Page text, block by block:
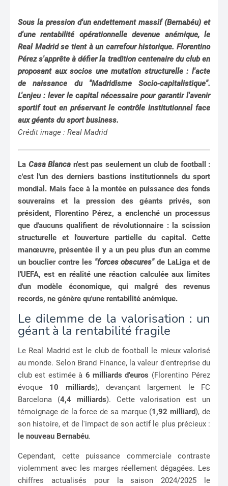
Sous la pression d'un endettement massif (Bernabéu) et
d'une rentabilité opérationnelle devenue anémique, le
Real Madrid se tient à un carrefour historique. Florentino
Pérez s'apprête à défier la tradition centenaire du club en
proposant aux socios une mutation structurelle : l'acte
de naissance du "Madridisme Socio-capitalistique".
L'enjeu : lever le capital nécessaire pour garantir l'avenir
sportif tout en préservant le contrôle institutionnel face
aux géants du sport business.
Crédit image : Real Madrid
La Casa Blanca n'est pas seulement un club de football :
c'est l'un des derniers bastions institutionnels du sport
mondial. Mais face à la montée en puissance des fonds
souverains et la pression des géants privés, son
président, Florentino Pérez, a enclenché un processus
que d'aucuns qualifient de révolutionnaire : la scission
structurelle et l'ouverture partielle du capital. Cette
manœuvre, présentée il y a un peu plus d'un an comme
un bouclier contre les "forces obscures"de LaLiga et de
l'UEFA, est en réalité une réaction calculée aux limites
d'un modèle économique, qui malgré des revenus
records, ne génère qu'une rentabilité anémique.
Le dilemme de la valorisation : un
géant à la rentabilité fragile
Le Real Madrid est le club de football le mieux valorisé
au monde. Selon Brand Finance, la valeur d'entreprise du
club est estimée à 6 milliards d'euros (Florentino Pérez
évoque 10 milliards), devançant largement le FC
Barcelona (4,4 milliards). Cette valorisation est un
témoignage de la force de sa marque (1,92 milliard), de
son histoire, et de l'impact de son actif le plus précieux :
le nouveau Bernabéu.
Cependant, cette puissance commerciale contraste
violemment avec les marges réellement dégagées. Les
chiffres actualisés pour la saison 2024/2025 le